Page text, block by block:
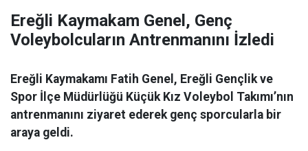
Ereğli Kaymakam Genel, Genç
Voleybolcuların Antrenmanını İzledi
Ereğli Kaymakamı Fatih Genel, Ereğli Gençlik ve
Spor İlçe Müdürlüğü Küçük Kız Voleybol Takımı’nın
antrenmanını ziyaret ederek genç sporcularla bir
araya geldi.